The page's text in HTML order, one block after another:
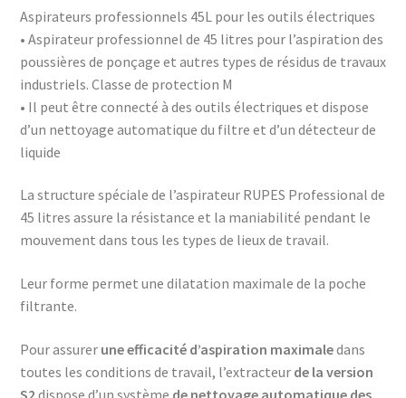
Aspirateurs professionnels 45L pour les outils électriques
• Aspirateur professionnel de 45 litres pour l’aspiration des
poussières de ponçage et autres types de résidus de travaux
industriels. Classe de protection M
• Il peut être connecté à des outils électriques et dispose
d’un nettoyage automatique du filtre et d’un détecteur de
liquide
La structure spéciale de l’aspirateur RUPES Professional de
45 litres assure la résistance et la maniabilité pendant le
mouvement dans tous les types de lieux de travail.
Leur forme permet une dilatation maximale de la poche
filtrante.
Pour assurer une efficacité d’aspiration maximaledans
toutes les conditions de travail, l’extracteur de la version
S2dispose d’un système de nettoyage automatique des